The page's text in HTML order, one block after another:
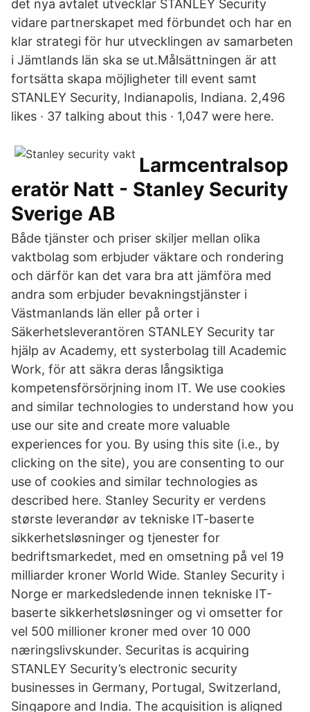
det nya avtalet utvecklar STANLEY Security
vidare partnerskapet med förbundet och har en
klar strategi för hur utvecklingen av samarbeten
i Jämtlands län ska se ut.Målsättningen är att
fortsätta skapa möjligheter till event samt
STANLEY Security, Indianapolis, Indiana. 2,496
likes · 37 talking about this · 1,047 were here.
Larmcentralsop
eratör Natt - Stanley Security
Sverige AB
Både tjänster och priser skiljer mellan olika
vaktbolag som erbjuder väktare och rondering
och därför kan det vara bra att jämföra med
andra som erbjuder bevakningstjänster i
Västmanlands län eller på orter i
Säkerhetsleverantören STANLEY Security tar
hjälp av Academy, ett systerbolag till Academic
Work, för att säkra deras långsiktiga
kompetensförsörjning inom IT. We use cookies
and similar technologies to understand how you
use our site and create more valuable
experiences for you. By using this site (i.e., by
clicking on the site), you are consenting to our
use of cookies and similar technologies as
described here. Stanley Security er verdens
største leverandør av tekniske IT-baserte
sikkerhetsløsninger og tjenester for
bedriftsmarkedet, med en omsetning på vel 19
milliarder kroner World Wide. Stanley Security i
Norge er markedsledende innen tekniske IT-
baserte sikkerhetsløsninger og vi omsetter for
vel 500 millioner kroner med over 10 000
næringslivskunder. Securitas is acquiring
STANLEY Security’s electronic security
businesses in Germany, Portugal, Switzerland,
Singapore and India. The acquisition is aligned